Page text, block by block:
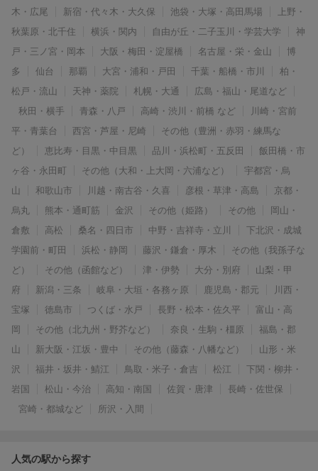
木・広尾
新宿・代々木・大久保 池袋・大塚・高田馬場
上野・
秋葉原・北千住
横浜・関内 自由が丘・二子玉川・学芸大学
神
戸・三ノ宮・岡本
大阪・梅田・淀屋橋 名古屋・栄・金山
博
多
仙台 那覇 大宮・浦和・戸田 千葉・船橋・市川
柏・
松戸・流山
天神・薬院 札幌・大通
広島・福山・尾道など
秋田・横手
青森・八戸 高崎・渋川・前橋 など
川崎・宮前
平・青葉台
西宮・芦屋・尼崎
その他（豊洲・赤羽・練馬な
ど）
恵比寿・目黒・中目黒 品川・浜松町・五反田
飯田橋・市
ヶ谷・永田町
その他（大和・上大岡・六浦など）
宇都宮・烏
山
和歌山市 川越・南古谷・久喜 彦根・草津・高島
京都・
烏丸
熊本・通町筋 金沢 その他（姫路） その他
岡山・
倉敷
高松 桑名・四日市 中野・吉祥寺・立川
下北沢・成城
学園前・町田
浜松・静岡 藤沢・鎌倉・厚木
その他（我孫子な
ど）
その他（函館など） 津・伊勢 大分・別府
山梨・甲
府
新潟・三条 岐阜・大垣・各務ヶ原 鹿児島・郡元
川西・
宝塚
徳島市 つくば・水戸 長野・松本・佐久平
富山・高
岡
その他（北九州・野芥など） 奈良・生駒・橿原
福島・郡
山
新大阪・江坂・豊中 その他（藤森・八幡など）
山形・米
沢
福井・坂井・鯖江 鳥取・米子・倉吉 松江
下関・柳井・
岩国
松山・今治 高知・南国 佐賀・唐津
長崎・佐世保
宮崎・都城など
所沢・入間
人気の駅から探す